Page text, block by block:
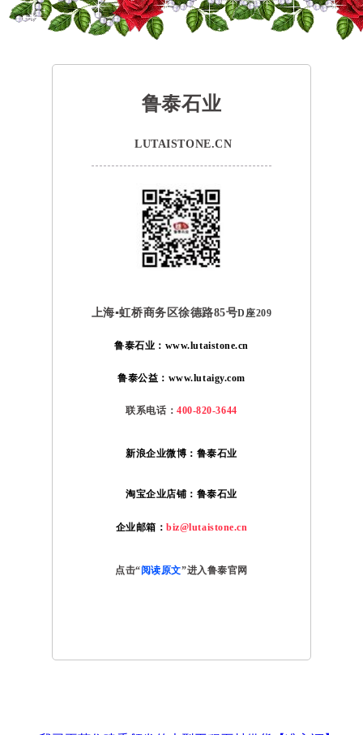
鲁泰石业
LUTAISTONE.CN
上海▪虹桥商务区徐德路85号D座209
鲁泰石业：www.lutaistone.cn
鲁泰公益：www.lutaigy.com
联系电话：400-820-3644
新浪企业微博： 鲁泰石业
淘宝企业店铺：鲁泰石业
企业邮箱：biz@lutaistone.cn
点击“阅读原文”进入鲁泰官网